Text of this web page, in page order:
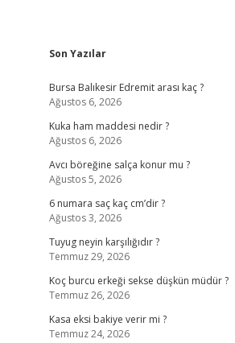
Sidebar
Son Yazılar
Bursa Balıkesir Edremit arası kaç ?
Ağustos 6, 2026
Kuka ham maddesi nedir ?
Ağustos 6, 2026
Avcı böreğine salça konur mu ?
Ağustos 5, 2026
6 numara saç kaç cm’dir ?
Ağustos 3, 2026
Tuyug neyin karşılığıdır ?
Temmuz 29, 2026
Koç burcu erkeği sekse düşkün müdür ?
Temmuz 26, 2026
Kasa eksi bakiye verir mi ?
Temmuz 24, 2026